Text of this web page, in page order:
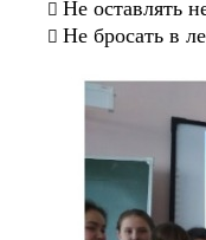
 Не оставлять
 Не бросать в